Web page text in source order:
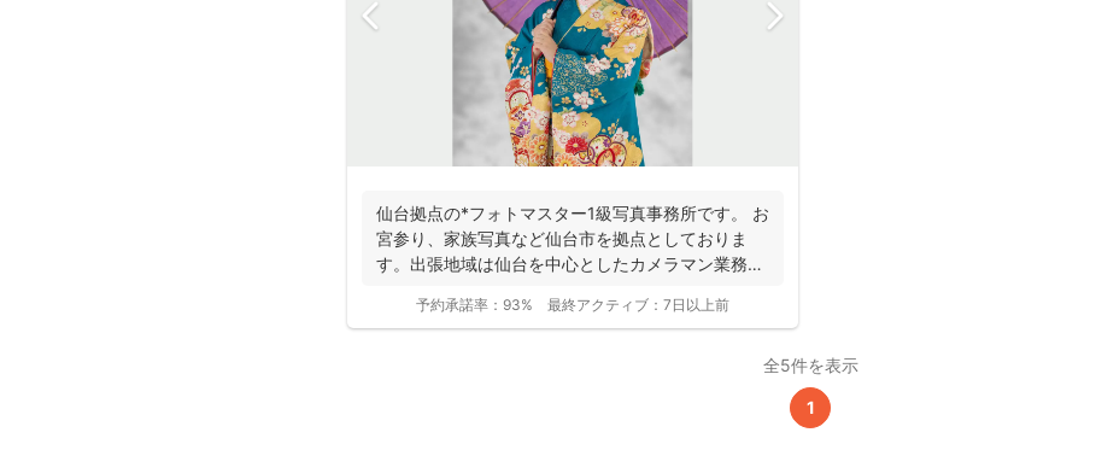
仙台拠点の*フォトマスター1級写真事務所です。 お
宮参り、家族写真など仙台市を拠点としておりま
す。出張地域は仙台を中心としたカメラマン業務を
予約承諾率： 93% 最終アクティブ： 7日以上前
全5件を表示
1
撮影基本料
全ジャンル共通
24,200円 (税込)
(税込)